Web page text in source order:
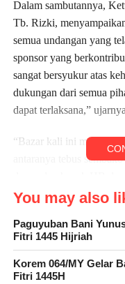
Dalam sambutannya,
Tb. Rizki,
semua undangan yang
sponsor yang
sangat bersyukur atas
dukungan dari semua
dapat terlaksana,”
“Bazar kali ini
antaranya tebus
makanan dan minuman.
menambah semarak
Ketua Umum
turut memberikan
You may also
Paguyuban Bani
Fitri 1445 Hijriah
Korem 064/MY Gelar
Fitri 1445H